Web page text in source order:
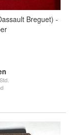
Breguet) -